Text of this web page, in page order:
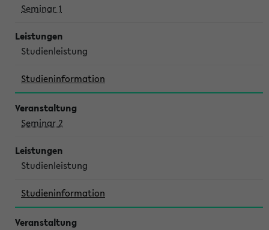
Seminar 1
Studienleistung
Studieninformation
Seminar 2
Studienleistung
Studieninformation